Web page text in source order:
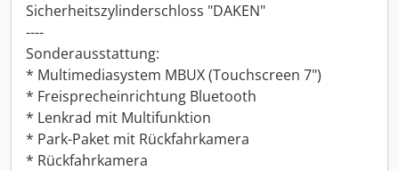
Sicherheitszylinderschloss "DAKEN"
----
Sonderausstattung:
* Multimediasystem MBUX (Touchscreen 7")
* Freisprecheinrichtung Bluetooth
* Lenkrad mit Multifunktion
* Park-Paket mit Rückfahrkamera
* Rückfahrkamera